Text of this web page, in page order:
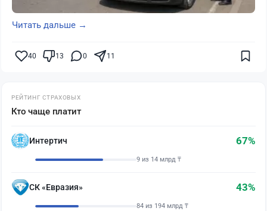
Читать дальше →
40 13 0 11
РЕЙТИНГ СТРАХОВЫХ
Кто чаще платит
Интертич 67%
9 из 14 млрд ₸
СК «Евразия» 43%
84 из 194 млрд ₸